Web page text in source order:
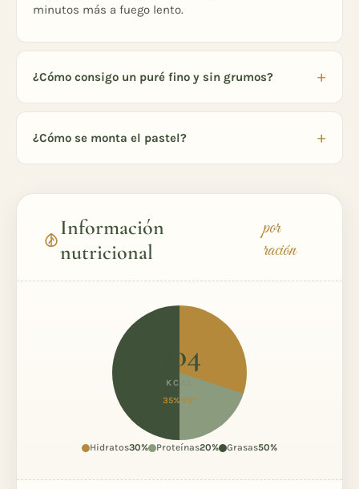
minutos más a fuego lento.
¿Cómo consigo un puré fino y sin grumos?
¿Cómo se monta el pastel?
Información
nutricional
por
ración
704
KCAL
35% VR*
Hidratos30% Proteínas20% Grasas50%